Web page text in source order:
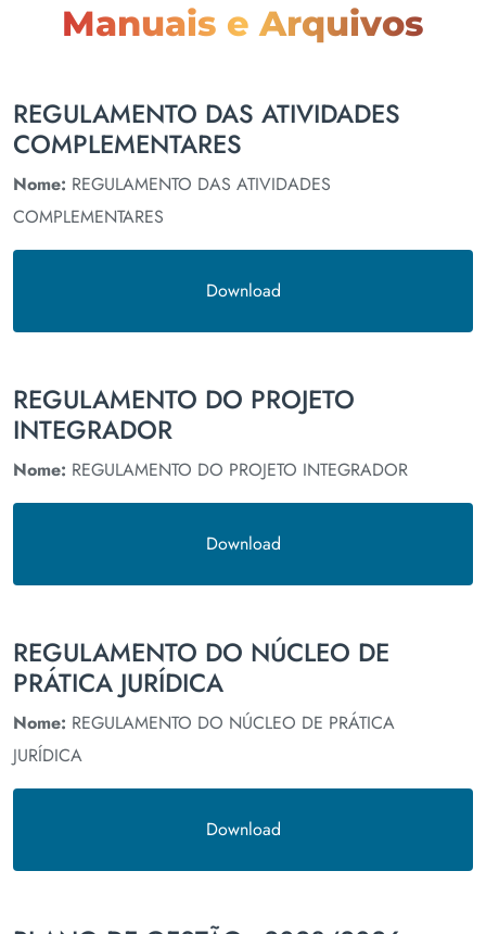
Manuais e Arquivos
REGULAMENTO DAS ATIVIDADES
COMPLEMENTARES
Nome: REGULAMENTO DAS ATIVIDADES
COMPLEMENTARES
Download
REGULAMENTO DO PROJETO
INTEGRADOR
Nome: REGULAMENTO DO PROJETO INTEGRADOR
Download
REGULAMENTO DO NÚCLEO DE
PRÁTICA JURÍDICA
Nome: REGULAMENTO DO NÚCLEO DE PRÁTICA
JURÍDICA
Download